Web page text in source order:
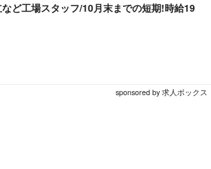
ど工場スタッフ/10月末までの短期!時給19
sponsored by 求人ボックス